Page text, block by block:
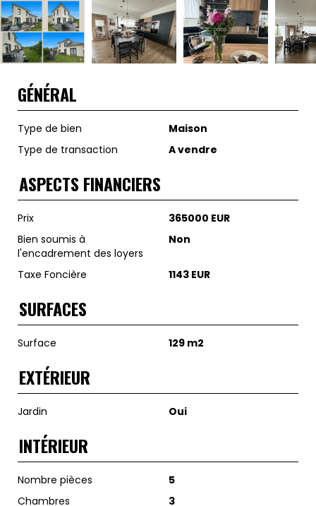
GÉNÉRAL
Type de bien
Maison
Type de transaction
A vendre
ASPECTS FINANCIERS
Prix
365000 EUR
Bien soumis à
l'encadrement des loyers
Non
Taxe Foncière 1143 EUR
SURFACES
Surface 129 m2
EXTÉRIEUR
Jardin Oui
INTÉRIEUR
Nombre pièces
5
Chambres
3